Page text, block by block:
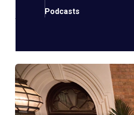
Podcasts
EO 大湾区都市分会于3月9日在
活伴侣，以及其他附近 EO 分会的